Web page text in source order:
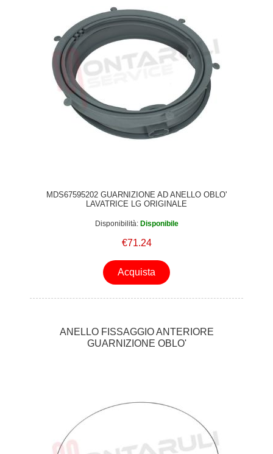
MDS67595202 GUARNIZIONE AD ANELLO OBLO'
LAVATRICE LG ORIGINALE
Disponibilità: Disponibile
€71.24
Acquista
ANELLO FISSAGGIO ANTERIORE
GUARNIZIONE OBLO'